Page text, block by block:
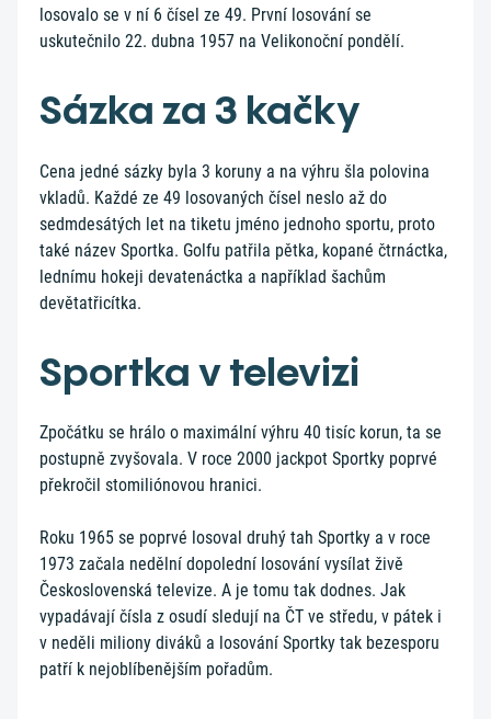
losovalo se v ní 6 čísel ze 49. První losování se
uskutečnilo 22. dubna 1957 na Velikonoční pondělí.
Sázka za 3 kačky
Cena jedné sázky byla 3 koruny a na výhru šla polovina
vkladů. Každé ze 49 losovaných čísel neslo až do
sedmdesátých let na tiketu jméno jednoho sportu, proto
také název Sportka. Golfu patřila pětka, kopané čtrnáctka,
lednímu hokeji devatenáctka a například šachům
devětatřicítka.
Sportka v televizi
Zpočátku se hrálo o maximální výhru 40 tisíc korun, ta se
postupně zvyšovala. V roce 2000 jackpot Sportky poprvé
překročil stomiliónovou hranici.
Roku 1965 se poprvé losoval druhý tah Sportky a v roce
1973 začala nedělní dopolední losování vysílat živě
Československá televize. A je tomu tak dodnes. Jak
vypadávají čísla z osudí sledují na ČT ve středu, v pátek i
v neděli miliony diváků a losování Sportky tak bezesporu
patří k nejoblíbenějším pořadům.